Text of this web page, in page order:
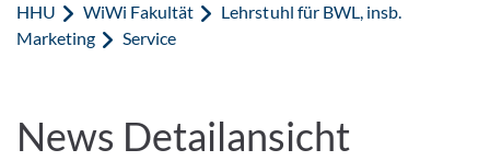
HHU WiWi Fakultät
Lehrstuhl für BWL, insb.
Marketing
Service
News Detailansicht